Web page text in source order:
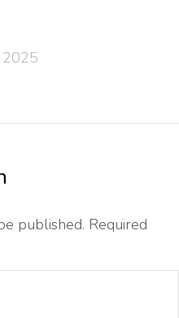
2025
published. Required